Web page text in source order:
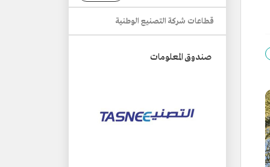
قطاعات شركة التصنيع الوطنية
صندوق المعلومات